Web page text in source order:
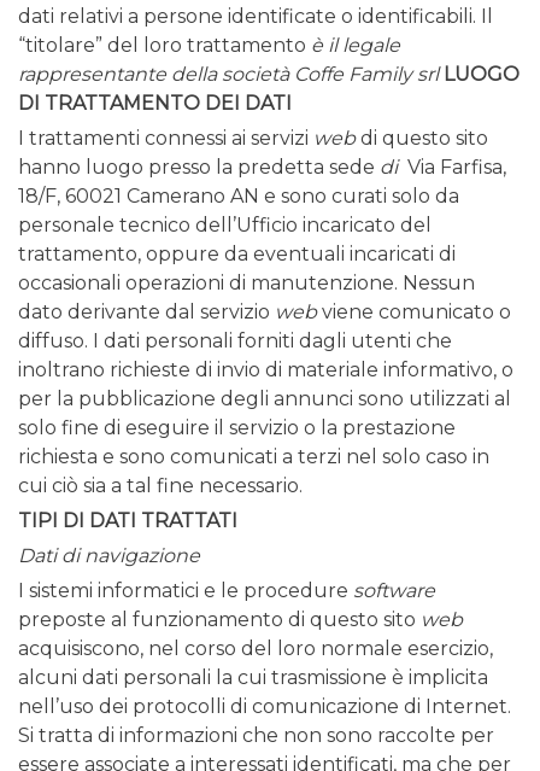
dati relativi a persone identificate o identificabili. Il
“titolare” del loro trattamento è il legale
rappresentante della società Coffe Family srl LUOGO
DI TRATTAMENTO DEI DATI
I trattamenti connessi ai servizi webdi questo sito
hanno luogo presso la predetta sede di Via Farfisa,
18/F, 60021 Camerano AN e sono curati solo da
personale tecnico dell’Ufficio incaricato del
trattamento, oppure da eventuali incaricati di
occasionali operazioni di manutenzione. Nessun
dato derivante dal servizio webviene comunicato o
diffuso. I dati personali forniti dagli utenti che
inoltrano richieste di invio di materiale informativo, o
per la pubblicazione degli annunci sono utilizzati al
solo fine di eseguire il servizio o la prestazione
richiesta e sono comunicati a terzi nel solo caso in
cui ciò sia a tal fine necessario.
TIPI DI DATI TRATTATI
Dati di navigazione
I sistemi informatici e le procedure software
preposte al funzionamento di questo sito web
acquisiscono, nel corso del loro normale esercizio,
alcuni dati personali la cui trasmissione è implicita
nell’uso dei protocolli di comunicazione di Internet.
Si tratta di informazioni che non sono raccolte per
essere associate a interessati identificati, ma che per